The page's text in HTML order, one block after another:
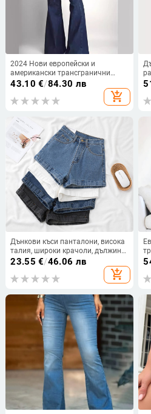
2024 Нови европейски и
американски трансгранични
дамски ретро ежедневни
елегантни леко разкроени сини
дънки с висока талия, изпрани
43.10 €/84.30 лв
add_shopping_cart
Дънкови къси панталони, висока
талия, широки крачоли, дължина
капри, А-линия
23.55 €/46.06 лв
add_shopping_cart